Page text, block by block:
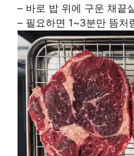
– 바로 밥 위에 구운 채끝
– 필요하면 1~3분만 뜸처